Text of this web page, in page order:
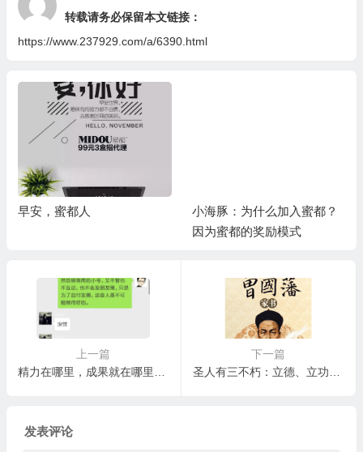
转载请务必保留本文链接：
https://www.237929.com/a/6390.html
早安，蜜都人
小海豚：为什么加入蜜都？
因为蜜都的奖励模式
上一篇
下一篇
发表评论